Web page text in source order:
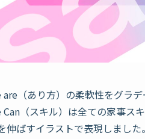
are（あり方）の柔軟性をグラ
Can（スキル）は全ての家事ス
伸ばすイラストで表現しました。